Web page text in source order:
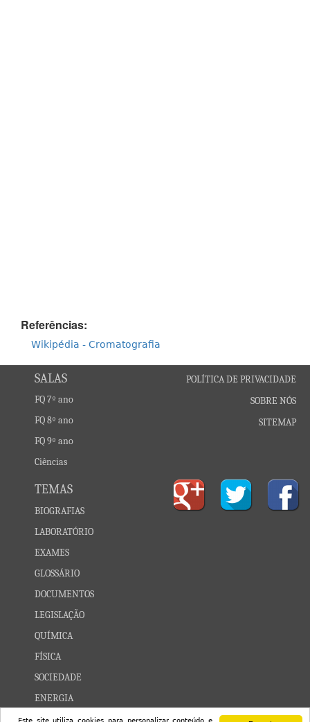
Este site utiliza cookies para personalizar conteúdo e
Referências:
Wikipédia - Cromatografia
SALAS
FQ 7º ano
FQ 8º ano
FQ 9º ano
Ciências
TEMAS
BIOGRAFIAS
LABORATÓRIO
EXAMES
GLOSSÁRIO
DOCUMENTOS
LEGISLAÇÃO
QUÍMICA
FÍSICA
SOCIEDADE
ENERGIA
CONSTELAÇÕES
POLÍTICA DE PRIVACIDADE
SOBRE NÓS
SITEMAP